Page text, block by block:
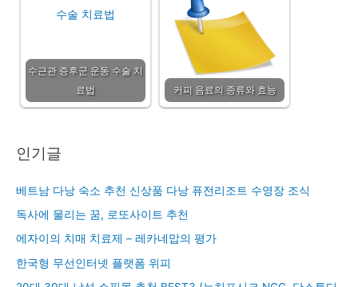
수근관 증후군 운동 수술 치
료법
커피 음료의 종류와 효능
인기글
베트남 다낭 숙소 추천 신상품 다낭 퓨전리조트 수영장 조식
독사에 물리는 꿈, 로또사이트 추천
에자이의 치매 치료제 – 레카네맙의 평가
한국형 무선인터넷 플랫폼 위피